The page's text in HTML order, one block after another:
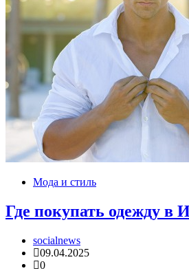
Мода и стиль
Где покупать одежду в
socialnews
09.04.2025
0